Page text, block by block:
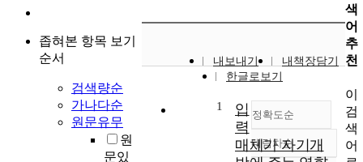
좁혀본 항목 보기
순서
검색량순
가나다순
원문유무
원
문있
내보내기
내책장담기
한글로보기
정확도순
정확도
내림차순
1
입
력
매체가 자기개
색
어
추
천
이
검
색
어